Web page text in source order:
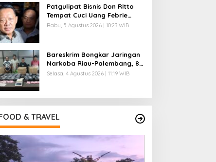
Patgulipat Bisnis Don Ritto
Tempat Cuci Uang Febrie
Diungkap
Rabu, 5 Agustus 2026 | 10:23 WIB
Bareskrim Bongkar Jaringan
Narkoba Riau-Palembang, 86
Kg Sabu Disita
Selasa, 4 Agustus 2026 | 11:19 WIB
& TRAVEL